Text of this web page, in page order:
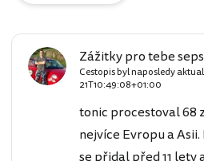
Zážitky pro tebe
Cestopis byl naposledy
21T10:49:08+01:00
tonic procestoval 68
nejvíce Evropu a
se přidal před 11 lety